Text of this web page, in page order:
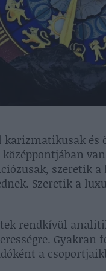
karizmatikusak
szeretik a
Szeretik a
rendkívül
Gyakran
a